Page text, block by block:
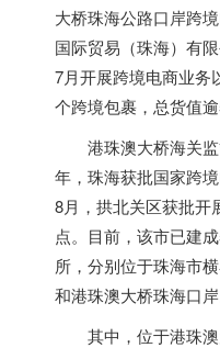
大桥珠海公路口岸跨
国际贸易（珠海）有
7月开展跨境电商业务
个跨境包裹，总货值逾
港珠澳大桥海关监
年，珠海获批国家跨
8月，拱北关区获批开
点。目前，该市已建
所，分别位于珠海市
和港珠澳大桥珠海口岸
其中，位于港珠澳